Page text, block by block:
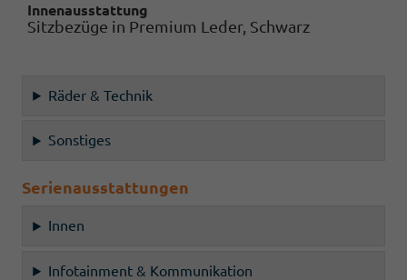
Innenausstattung
Sitzbezüge in Premium Leder, Schwarz
Räder & Technik
Sonstiges
Serienausstattungen
Innen
Infotainment & Kommunikation